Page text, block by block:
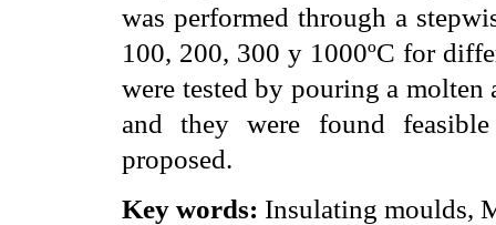
was performed through a
100, 200, 300 y 1000ºC for
were tested by pouring a
and they were found
proposed.
Key words: Insulating moulds,